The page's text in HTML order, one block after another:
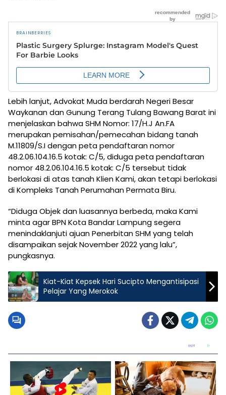
Lebih lanjut, Advokat Muda berdarah Negeri Besar
Waykanan dan Gunung Terang Tulang Bawang Barat ini
menjelaskan bahwa SHM Nomor: 17/H.J An.FA
merupakan pemisahan/pemecahan bidang tanah
M.11809/S.I dengan peta pendaftaran nomor
48.2.06.104.16.5 kotak: C/5, diduga peta pendaftaran
nomor 48.2.06.104.16.5 kotak: C/5 tersebut tidak
berlokasi di atas tanah Klien Kami, akan tetapi berlokasi
di Kompleks Tanah Perumahan Permata Biru.
“Diduga Objek dan luasannya berbeda, maka Kami
minta agar BPN Kota Bandar Lampung segera
menindaklanjuti ajuan Penerbitan SHM yang telah
disampaikan sejak November 2022 yang lalu”,
pungkasnya.
Kiat-Kiat Kepsek Hari Sucipto Mengantisipasi
Pelajar Yang Merokok